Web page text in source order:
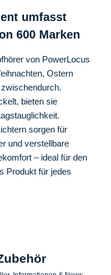
umfasst
600 Marken
von PowerLocus
Ostern
bieten sie
sorgen für
und verstellbare
– ideal für den
Produkt für jedes